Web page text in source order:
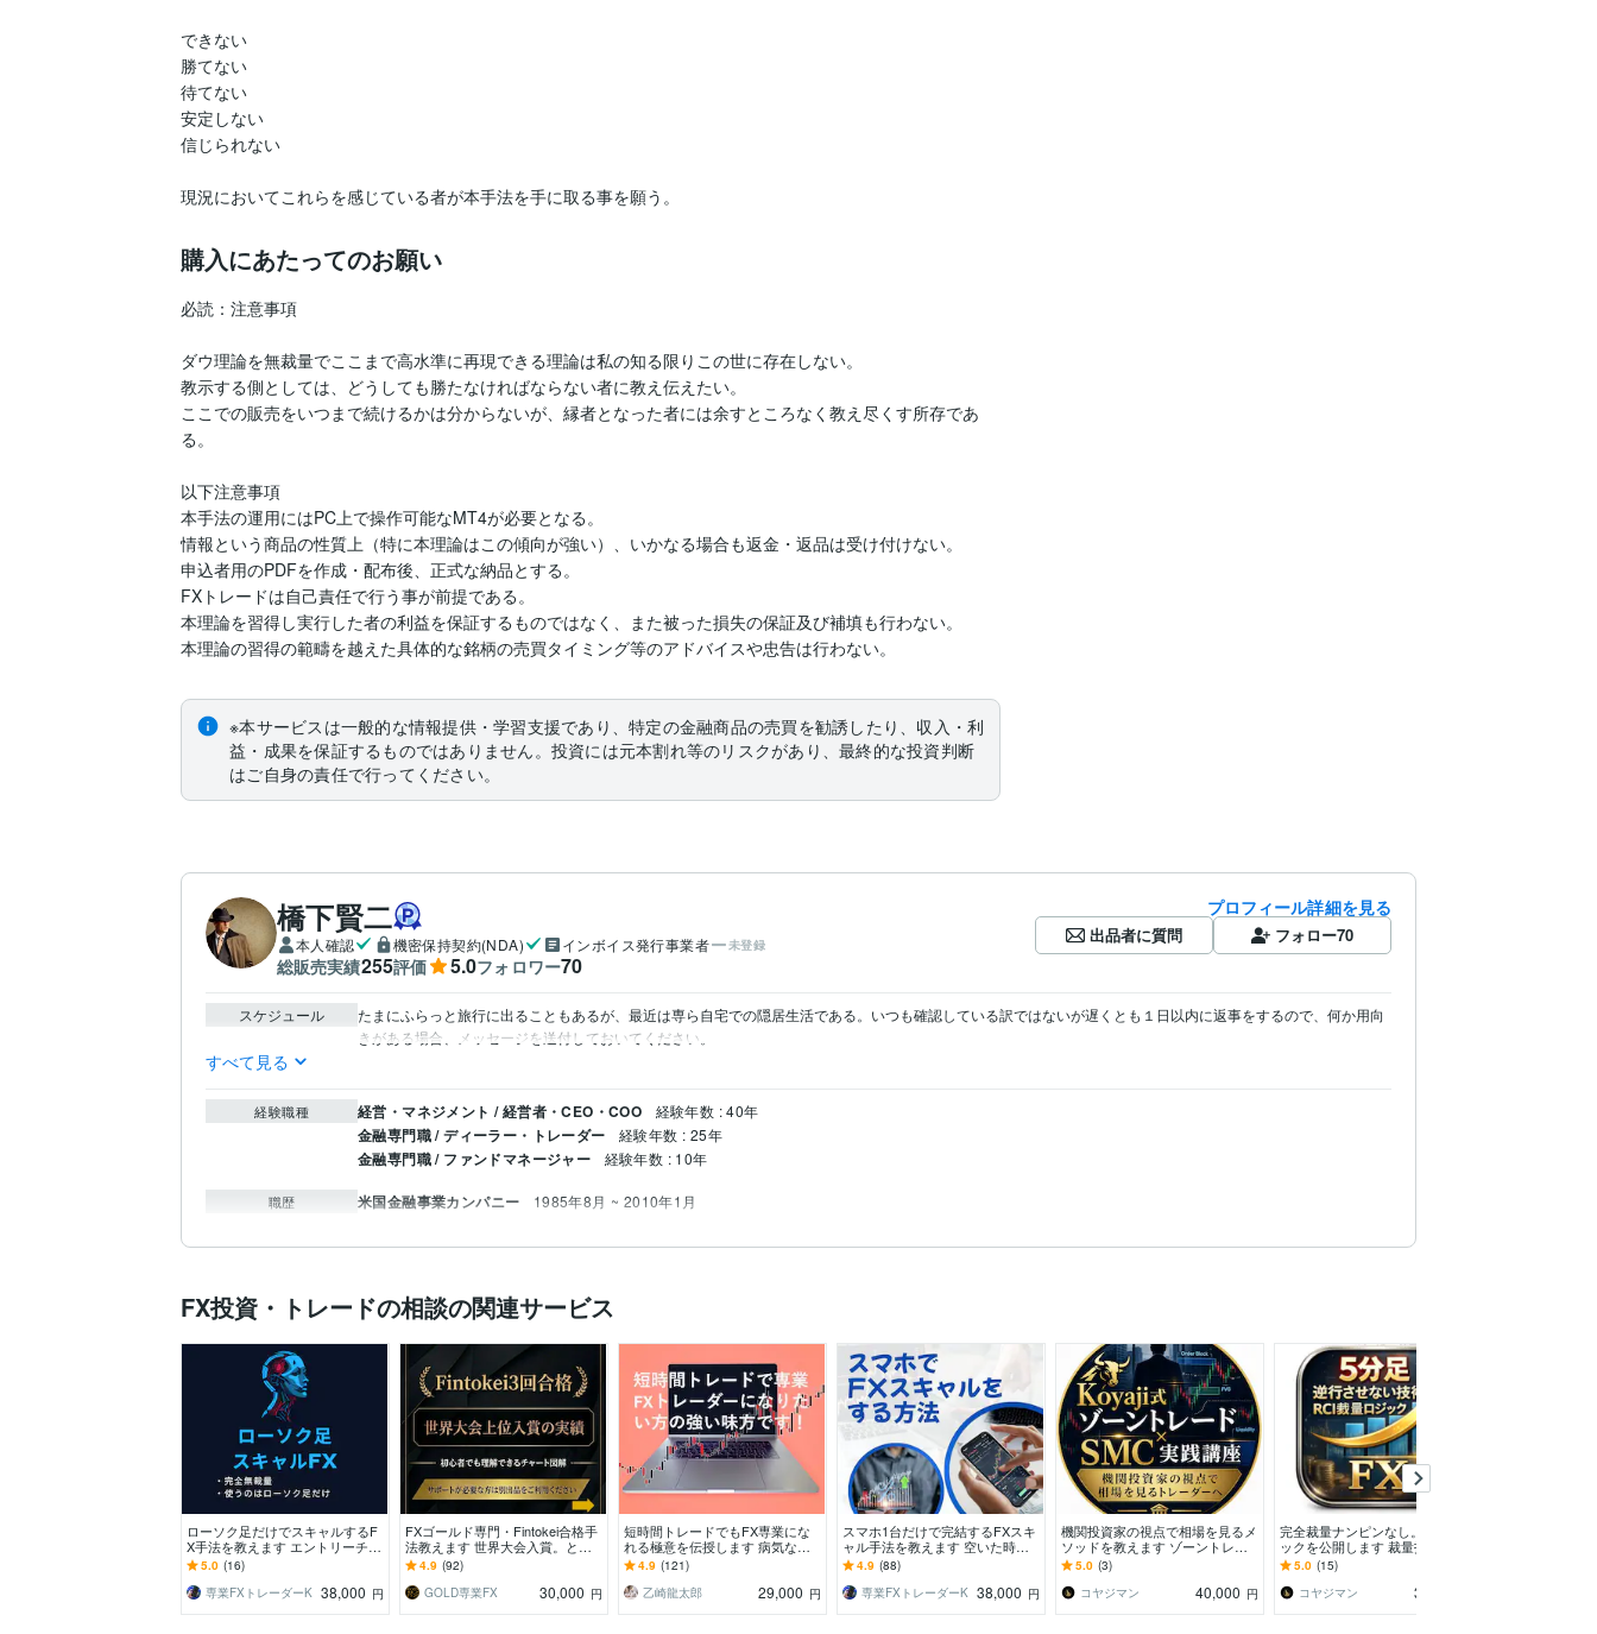
できない
勝てない
待てない
安定しない
信じられない
現況においてこれらを感じている者が本手法を手に取る事を願う。
購入にあたってのお願い
必読：注意事項
ダウ理論を無裁量でここまで高水準に再現できる理論は私の知る限りこの世に存在しない。
教示する側としては、どうしても勝たなければならない者に教え伝えたい。
ここでの販売をいつまで続けるかは分からないが、縁者となった者には余すところなく教え尽くす所存であ
る。
以下注意事項
本手法の運用にはPC上で操作可能なMT4が必要となる。
情報という商品の性質上（特に本理論はこの傾向が強い）、いかなる場合も返金・返品は受け付けない。
申込者用のPDFを作成・配布後、正式な納品とする。
FXトレードは自己責任で行う事が前提である。
本理論を習得し実行した者の利益を保証するものではなく、また被った損失の保証及び補填も行わない。
本理論の習得の範疇を越えた具体的な銘柄の売買タイミング等のアドバイスや忠告は行わない。
※本サービスは一般的な情報提供・学習支援であり、特定の金融商品の売買を勧誘したり、収入・利
益・成果を保証するものではありません。投資には元本割れ等のリスクがあり、最終的な投資判断
はご自身の責任で行ってください。
橋下賢二
本人確認 機密保持契約(NDA) インボイス発行事業者 未登録
総販売実績255評価 5.0フォロワー70
プロフィール詳細を見る
出品者に質問 フォロー70
スケジュール
たまにふらっと旅行に出ることもあるが、最近は専ら自宅での隠居生活である。いつも確認している訳ではないが遅くとも１日以内に返事をするので、何か用向
きがある場合、メッセージを送付しておいてください。
すべて見る
経験職種 経営・マネジメント / 経営者・CEO・COO 経験年数 : 40年
金融専門職 / ディーラー・トレーダー 経験年数 : 25年
金融専門職 / ファンドマネージャー 経験年数 : 10年
職歴 米国金融事業カンパニー 1985年8月 ~ 2010年1月
FX投資・トレードの相談の関連サービス
ローソク足だけでスキャルするF
X手法を教えます エントリーチャ
ンスが多く、短い時間で完結する
FX手法
5.0 (16)
専業FXトレーダーK 38,000 円
FXゴールド専門・Fintokei合格手
法教えます 世界大会入賞。とて
もシンプルで実績のある手法です
4.9 (92)
GOLD専業FX
30,000 円
短時間トレードでもFX専業にな
れる極意を伝授します 病気など
の諸事情で早期にFX収入を確保
したい方にも最適です!
4.9 (121)
乙崎龍太郎
29,000 円
スマホ1台だけで完結するFXスキ
ャル手法を教えます 空いた時間
にスマホだけでトレードできる無
裁量FXスキャル手法
4.9 (88)
専業FXトレーダーK 38,000 円
機関投資家の視点で相場を見るメ
ソッドを教えます ゾーントレー
ド×SMC分析講座
5.0 (3)
コヤジマン
40,000 円
完全裁量ナンピンなし。RCIロジ
ックを公開します 裁量技術を向
上させたい方へ、RCIを使ったロ
ジックです。
5.0 (15)
コヤジマン
35,000